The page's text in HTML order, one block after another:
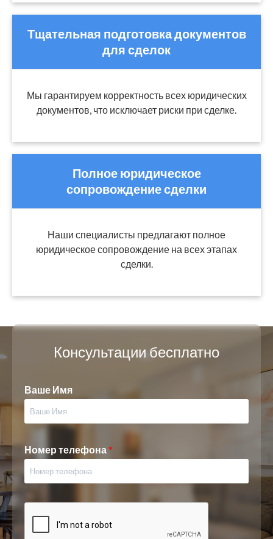
Тщательная подготовка документов
для сделок
Мы гарантируем корректность всех юридических
документов, что исключает риски при сделке.
Полное юридическое
сопровождение сделки
Наши специалисты предлагают полное
юридическое сопровождение на всех этапах
сделки.
Консультации бесплатно
Ваше Имя
Номер телефона *